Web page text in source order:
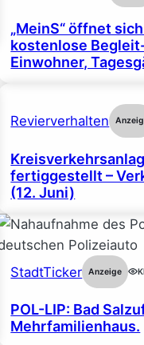
„MeinS“ öffnet
kostenlose
Einwohner,
Revierverhalten
fertiggestellt –
(12. Juni)
StadtTicker Anzeige
POL-LIP: Bad
Mehrfamilienhaus.